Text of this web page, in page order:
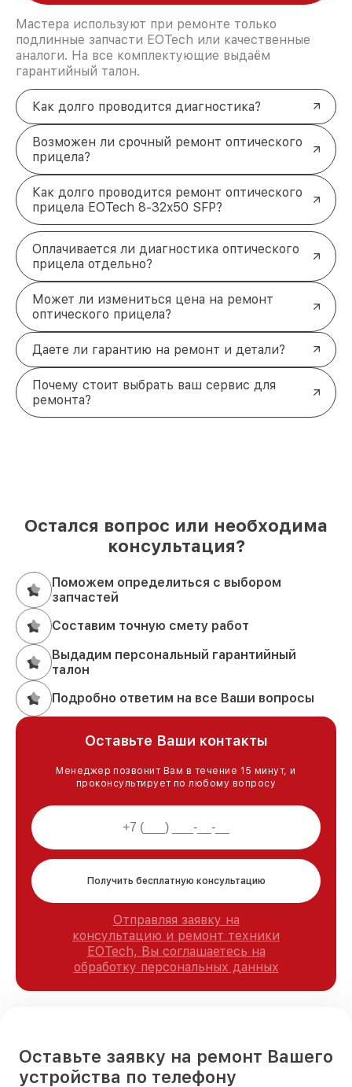
Мастера используют при ремонте только
подлинные запчасти EOTech или качественные
аналоги. На все комплектующие выдаём
гарантийный талон.
Как долго проводится диагностика?
Возможен ли срочный ремонт оптического
прицела?
Как долго проводится ремонт оптического
прицела EOTech 8-32x50 SFP?
Оплачивается ли диагностика оптического
прицела отдельно?
Может ли измениться цена на ремонт
оптического прицела?
Даете ли гарантию на ремонт и детали?
Почему стоит выбрать ваш сервис для
ремонта?
Остался вопрос или необходима
консультация?
Поможем определиться с выбором
запчастей
Составим точную смету работ
Выдадим персональный гарантийный
талон
Подробно ответим на все Ваши вопросы
Оставьте Ваши контакты
Менеджер позвонит Вам в течение 15 минут, и
проконсультирует по любому вопросу
Получить бесплатную консультацию
Отправляя заявку на
консультацию и ремонт техники
EOTech, Вы соглашаетесь на
обработку персональных данных
Оставьте заявку на ремонт Вашего
устройства по телефону